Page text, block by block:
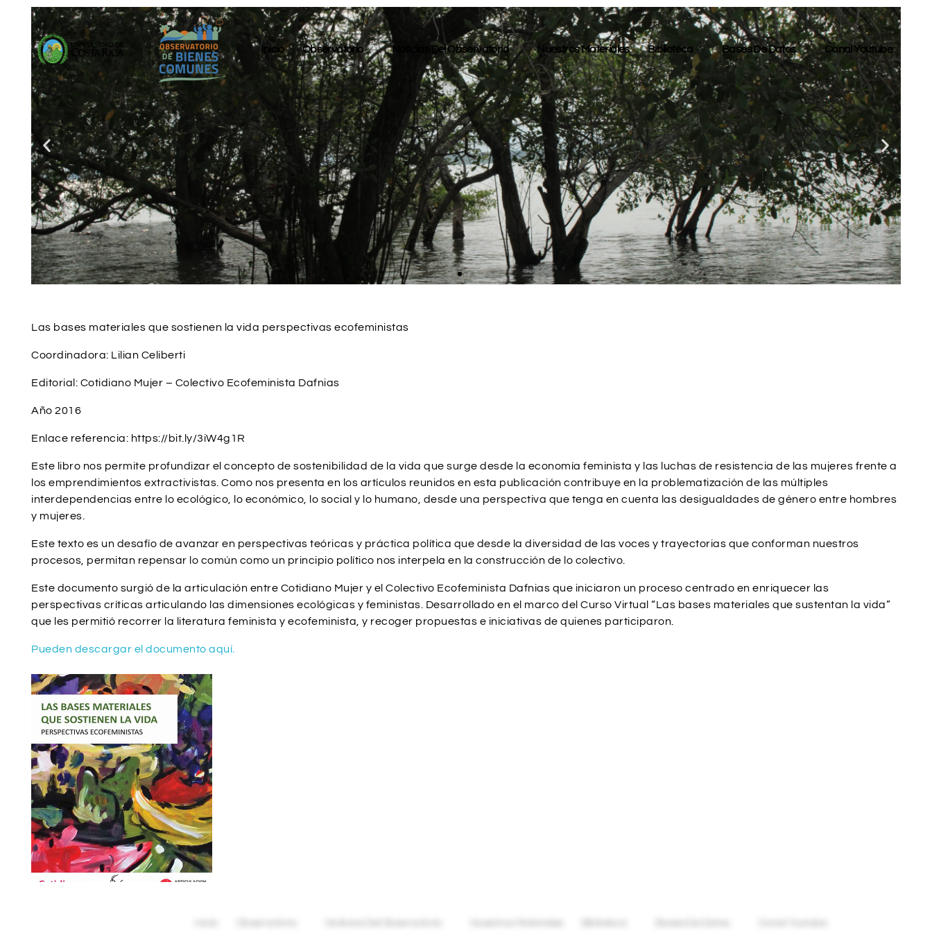
Inicio Observatorio Noticias Del Observatorio Nuestros Materiales Biblioteca Bases De Datos Canal Youtube
Las bases materiales que sostienen la vida perspectivas ecofeministas
Coordinadora: Lilian Celiberti
Editorial: Cotidiano Mujer – Colectivo Ecofeminista Dafnias
Año 2016
Enlace referencia: https://bit.ly/3iW4g1R
Este libro nos permite profundizar el concepto de sostenibilidad de la vida que surge desde la economía feminista y las luchas de resistencia de las mujeres frente a
los emprendimientos extractivistas. Como nos presenta en los artículos reunidos en esta publicación contribuye en la problematización de las múltiples
interdependencias entre lo ecológico, lo económico, lo social y lo humano, desde una perspectiva que tenga en cuenta las desigualdades de género entre hombres
y mujeres.
Este texto es un desafío de avanzar en perspectivas teóricas y práctica política que desde la diversidad de las voces y trayectorias que conforman nuestros
procesos, permitan repensar lo común como un principio político nos interpela en la construcción de lo colectivo.
Este documento surgió de la articulación entre Cotidiano Mujer y el Colectivo Ecofeminista Dafnias que iniciaron un proceso centrado en enriquecer las
perspectivas críticas articulando las dimensiones ecológicas y feministas. Desarrollado en el marco del Curso Virtual “Las bases materiales que sustentan la vida”
que les permitió recorrer la literatura feminista y ecofeminista, y recoger propuestas e iniciativas de quienes participaron.
Pueden descargar el documento aquí.